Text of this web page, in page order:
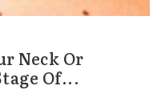
Neck Or
Of...